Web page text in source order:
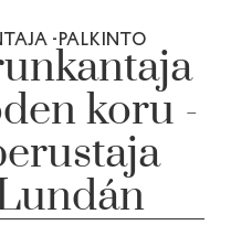
-PALKINTO
koru -